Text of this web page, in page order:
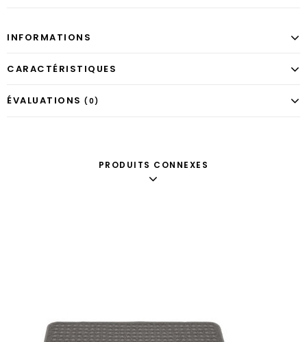
INFORMATIONS
CARACTÉRISTIQUES
ÉVALUATIONS (0)
PRODUITS CONNEXES